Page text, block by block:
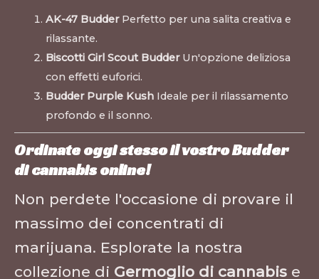
AK-47 BudderPerfetto per una salita creativa e
rilassante.
Biscotti Girl Scout BudderUn'opzione deliziosa
con effetti euforici.
Budder Purple KushIdeale per il rilassamento
profondo e il sonno.
Ordinate oggi stesso il vostro Budder
di cannabis online!
Non perdete l'occasione di provare il
massimo dei concentrati di
marijuana. Esplorate la nostra
collezione di Germoglio di cannabis e